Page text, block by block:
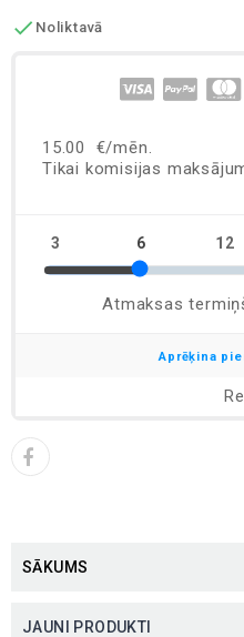
 Noliktavā
SĀKUMS
JAUNI PRODUKTI